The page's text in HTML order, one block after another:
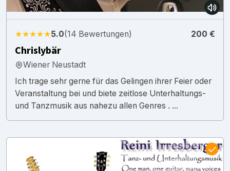
★★★★★5.0(14 Bewertungen) 200 €
Chrislybär
Wiener Neustadt
Ich trage sehr gerne für das Gelingen ihrer Feier oder
Veranstaltung bei und biete zeitlose Unterhaltungs-
und Tanzmusik aus nahezu allen Genres . ...